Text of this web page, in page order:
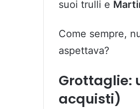
suoi trulli e
Come sempre,
aspettava?
Grottaglie:
acquisti)